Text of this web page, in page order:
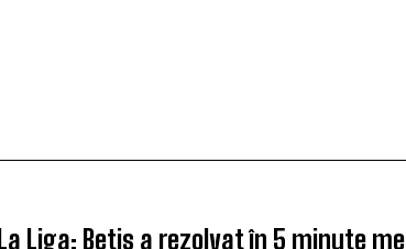
La Liga: Betis a rezolvat în 5 minute